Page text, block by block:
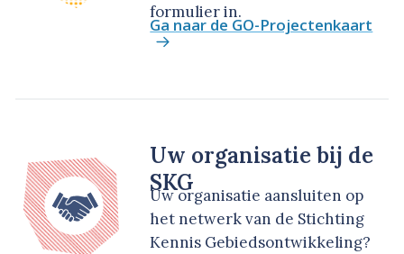
formulier in.
Ga naar de GO-Projectenkaart
Uw organisatie bij de
SKG
Uw organisatie aansluiten op
het netwerk van de Stichting
Kennis Gebiedsontwikkeling?